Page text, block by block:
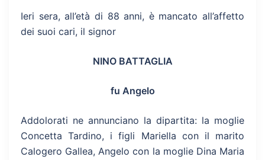
Ieri sera, all’età di 88 anni, è mancato all’affetto
dei suoi cari, il signor
NINO BATTAGLIA
fu Angelo
Addolorati ne annunciano la dipartita: la moglie
Concetta Tardino, i figli Mariella con il marito
Calogero Gallea, Angelo con la moglie Dina Maria